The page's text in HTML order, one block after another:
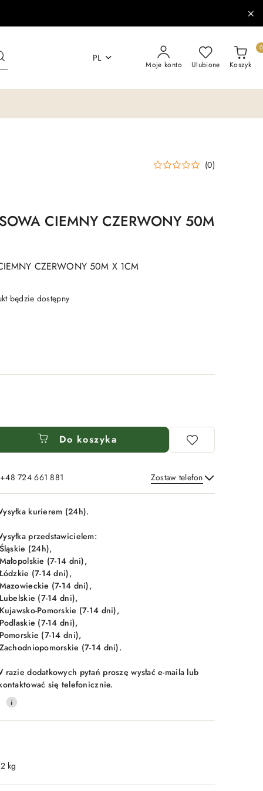
PL
Moje konto Ulubione Koszyk
0
(0)
CIEMNY CZERWONY 50M
CZERWONY 50M X 1CM
będzie dostępny
Do koszyka
724 661 881 Zostaw telefon
Wyślij
kurierem (24h).
przedstawicielem:
(24h),
(7-14 dni),
(7-14 dni),
(7-14 dni),
(7-14 dni),
Pomorskie (7-14 dni),
(7-14 dni),
(7-14 dni),
(7-14 dni).
razie dodatkowych pytań proszę wysłać e-maila lub
się telefonicznie.
kg